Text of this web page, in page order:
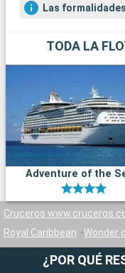
Las
TODA LA
Adventure of the
Cruceros
Royal Caribbean
Wonder
¿POR QUÉ